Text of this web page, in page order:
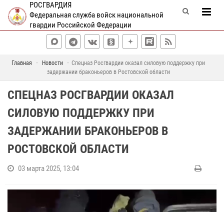
РОСГВАРДИЯ
Федеральная служба войск национальной
гвардии Российской Федерации
Главная Новости
Спецназ Росгвардии оказал силовую поддержку при
задержании браконьеров в Ростовской области
СПЕЦНАЗ РОСГВАРДИИ ОКАЗАЛ
СИЛОВУЮ ПОДДЕРЖКУ ПРИ
ЗАДЕРЖАНИИ БРАКОНЬЕРОВ В
РОСТОВСКОЙ ОБЛАСТИ
03 марта 2025, 13:04